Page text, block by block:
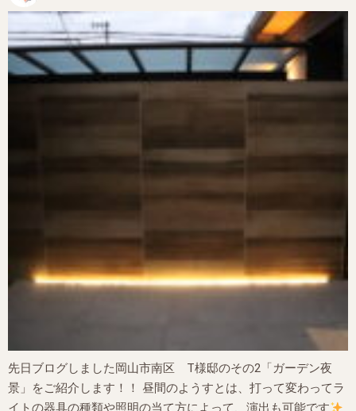
先日ブログしました岡山市南区 T様邸のその2「ガーデン夜
景」をご紹介します！！ 昼間のようすとは、打って変わってラ
イトの器具の種類や照明の当て方によって、演出も可能です